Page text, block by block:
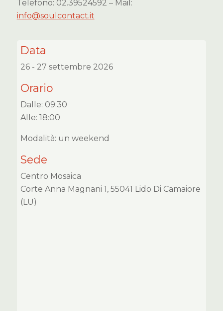
Telefono: 02.39524592 – Mail:
info@soulcontact.it
Data
26 - 27 settembre 2026
Orario
Dalle: 09:30
Alle: 18:00
Modalità: un weekend
Sede
Centro Mosaica
Corte Anna Magnani 1, 55041 Lido Di Camaiore
(LU)